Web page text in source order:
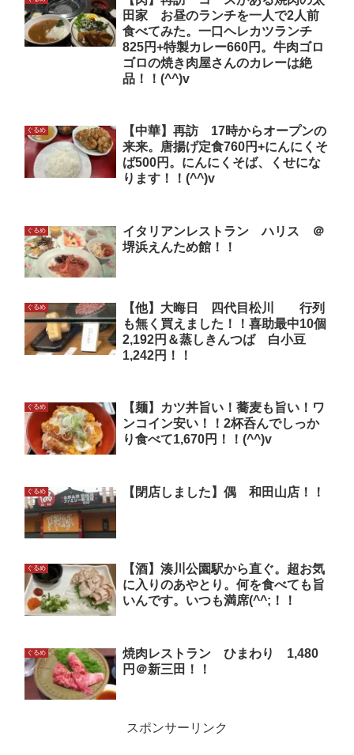
田家 お昼のランチを一人で2人前
食べてみた。一口ヘレカツランチ
825円+特製カレー660円。牛肉ゴロ
ゴロの焼き肉屋さんのカレーは絶
品！！(^^)v
ぐるめ
【中華】再訪 17時からオープンの
来来。唐揚げ定食760円+にんにくそ
ば500円。にんにくそば、くせにな
ります！！(^^)v
ぐるめ
イタリアンレストラン ハリス ＠
堺浜えんため館！！
ぐるめ
【他】大晦日 四代目松川 行列
も無く買えました！！喜助最中10個
2,192円＆蒸しきんつば 白小豆
1,242円！！
ぐるめ
【麺】カツ丼旨い！蕎麦も旨い！ワ
ンコイン安い！！2杯呑んでしっか
り食べて1,670円！！(^^)v
ぐるめ 【閉店しました】偶 和田山店！！
ぐるめ
【酒】湊川公園駅から直ぐ。超お気
に入りのあやとり。何を食べても旨
いんです。いつも満席(^^;！！
ぐるめ
焼肉レストラン ひまわり 1,480
円＠新三田！！
スポンサーリンク